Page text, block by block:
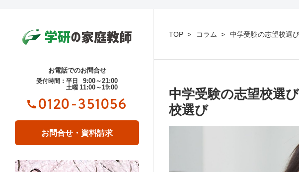
お電話でのお問合せ
受付時間：平日 9:00～21:00
土曜 11:00～19:00
0120-351056
お問合せ・資料請求
TOP コラム 中学受験の志望校選
中学受験の志望校選
校選び